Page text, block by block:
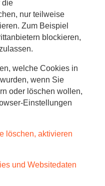
die
nur teilweise
Zum Beispiel
blockieren,
welche Cookies in
wenn Sie
oder löschen wollen,
Einstellungen
löschen, aktivieren
und Websitedaten